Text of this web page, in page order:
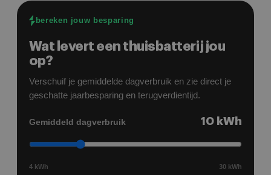
opgelost/aangepast.
bereken jouw besparing
Wat levert een thuisbatterij jou
op?
Verschuif je gemiddelde dagverbruik en zie direct je
geschatte jaarbesparing en terugverdientijd.
Gemiddeld dagverbruik 10 kWh
4 kWh 30 kWh